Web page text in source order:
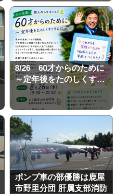
8/26 60才からのために
～定年後をたのしくす…
ポンプ車の部優勝は鹿屋
市野里分団 肝属支部消防